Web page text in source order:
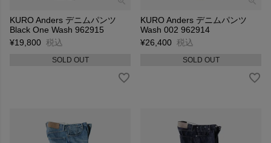
KURO Anders デニムパンツ
Black One Wash 962915
¥19,800 税込
SOLD OUT
KURO Anders デニムパンツ
Wash 002 962914
¥26,400 税込
SOLD OUT